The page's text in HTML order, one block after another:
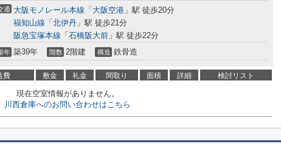
通 大阪モノレール本線 「 大阪空港 」駅 徒歩20分
福知山線 「 北伊丹 」駅 徒歩21分
阪急宝塚本線 「 石橋阪大前 」駅 徒歩22分
年 築39年 階数 2階建 構造 鉄骨造
費 敷金 礼金 間取り 面積 詳細 検討リスト
現在空室情報がありません。
川西倉庫へのお問い合わせはこちら